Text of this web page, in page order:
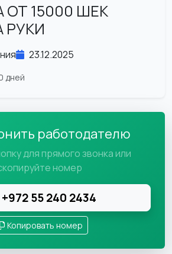
ОТ 15000 ШЕК
РУКИ
23.12.2025
дней
работодателю
для прямого звонка или
номер
+972 55 240 2434
Копировать номер